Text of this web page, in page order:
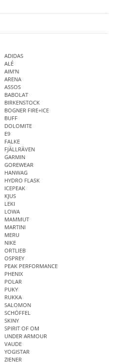
ADIDAS
ALÉ
AIM'N
ARENA
ASSOS
BABOLAT
BIRKENSTOCK
BOGNER FIRE+ICE
BUFF
DOLOMITE
E9
FALKE
FJÄLLRÄVEN
GARMIN
GOREWEAR
HANWAG
HYDRO FLASK
ICEPEAK
KJUS
LEKI
LOWA
MAMMUT
MARTINI
MERU
NIKE
ORTLIEB
OSPREY
PEAK PERFORMANCE
PHENIX
POLAR
PUKY
RUKKA
SALOMON
SCHÖFFEL
SKINY
SPIRIT OF OM
UNDER ARMOUR
VAUDE
YOGISTAR
ZIENER